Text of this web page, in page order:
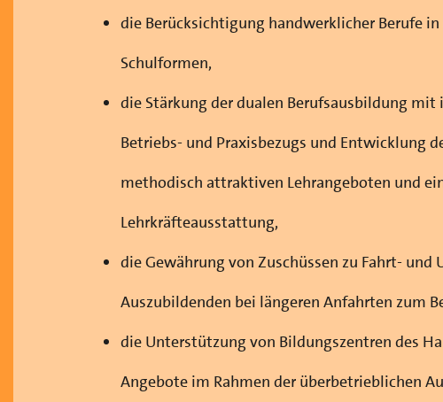
die Berücksichtigung handwerklicher Berufe
Schulformen,
die Stärkung der dualen Berufsausbildung
Betriebs- und Praxisbezugs und Entwicklung
methodisch attraktiven Lehrangeboten und
Lehrkräfteausstattung,
die Gewährung von Zuschüssen zu Fahrt-
Auszubildenden bei längeren Anfahrten zum
die Unterstützung von Bildungszentren des
Angebote im Rahmen der überbetrieblichen